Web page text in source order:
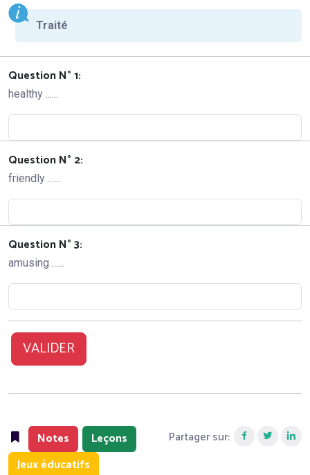
Traité
Question N° 1:
healthy ......
Question N° 2:
friendly ......
Question N° 3:
amusing ......
VALIDER
Notes
Leçons
Jeux éducatifs
Partager sur: